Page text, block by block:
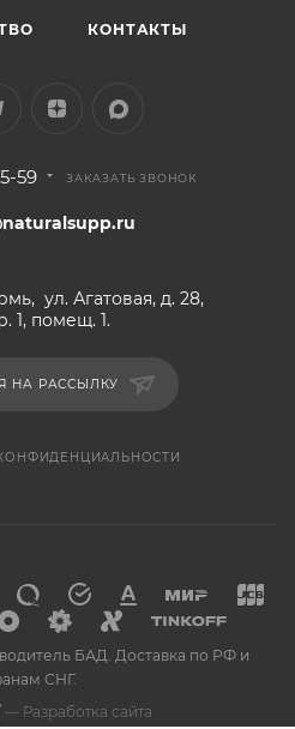
КОНТАКТЫ
59 ЗАКАЗАТЬ ЗВОНОК
ул. Агатовая, д. 28,
1, помещ. 1.
НА РАССЫЛКУ
БАД. Доставка по РФ и
СНГ.
— Разработка сайта